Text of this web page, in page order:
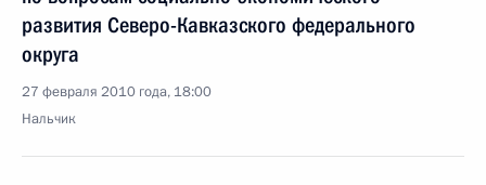
развития Северо-Кавказского федерального
округа
27 февраля 2010 года, 18:00
Нальчик